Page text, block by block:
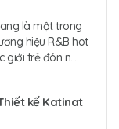
là một trong
hiệu R&B hot
giới trẻ đón n....
kế Katinat